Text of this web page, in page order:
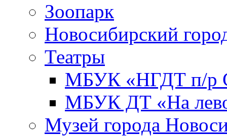
Зоопарк
Новосибирский
Театры
МБУК «НГДТ п/р
МБУК ДТ «На
Музей города